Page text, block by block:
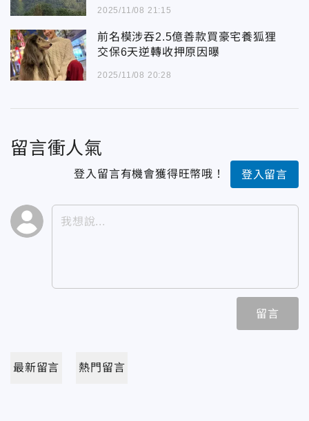
2025/11/08 21:15
前名模涉吞2.5億善款買豪宅養狐狸
交保6天逆轉收押原因曝
2025/11/08 20:28
留言衝人氣
登入留言有機會獲得旺幣哦！ 登入留言
留言
最新留言 熱門留言